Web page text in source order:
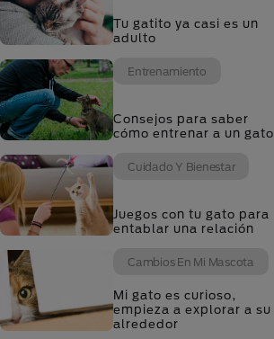
Tu gatito ya casi es un
adulto
Entrenamiento
Consejos para saber
cómo entrenar a un gato
Cuidado Y Bienestar
Juegos con tu gato para
entablar una relación
Cambios En Mi Mascota
Mi gato es curioso,
empieza a explorar a su
alrededor